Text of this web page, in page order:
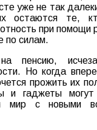
уже не так
остаются те,
при помощи
по силам.
пенсию,
Но когда
прожить их
и гаджеты
мир с новыми